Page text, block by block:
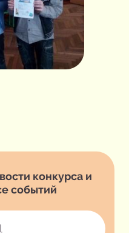
конкурса и
событий